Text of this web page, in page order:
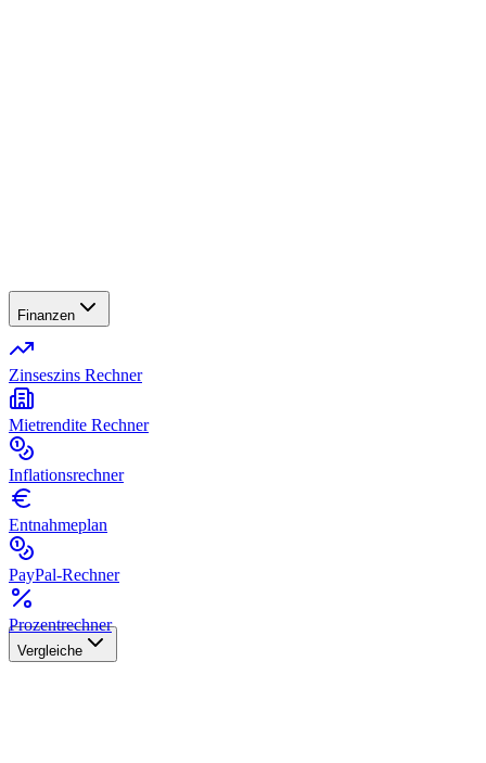
Finanzen
Zinseszins Rechner
Mietrendite Rechner
Inflationsrechner
Entnahmeplan
PayPal-Rechner
Prozentrechner
Vergleiche